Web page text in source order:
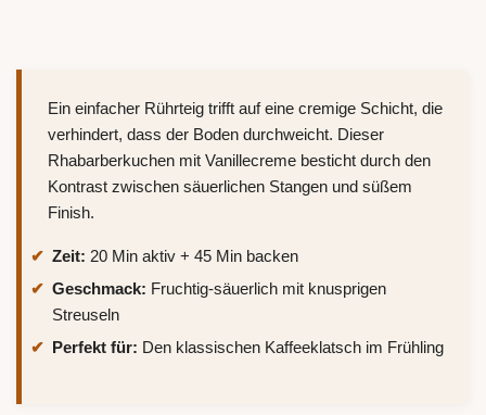
Ein einfacher Rührteig trifft auf eine cremige Schicht, die
verhindert, dass der Boden durchweicht. Dieser
Rhabarberkuchen mit Vanillecreme besticht durch den
Kontrast zwischen säuerlichen Stangen und süßem
Finish.
Zeit: 20 Min aktiv + 45 Min backen
Geschmack: Fruchtig-säuerlich mit knusprigen
Streuseln
Perfekt für: Den klassischen Kaffeeklatsch im Frühling